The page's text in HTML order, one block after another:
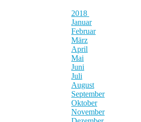
2018
Januar
Februar
März
April
Mai
Juni
Juli
August
September
Oktober
November